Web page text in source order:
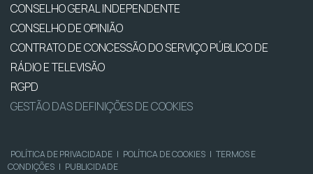
CONSELHO GERAL INDEPENDENTE
CONSELHO DE OPINIÃO
CONTRATO DE CONCESSÃO DO SERVIÇO PÚBLICO DE
RÁDIO E TELEVISÃO
RGPD
GESTÃO DAS DEFINIÇÕES DE COOKIES
POLÍTICA DE PRIVACIDADE | POLÍTICA DE COOKIES | TERMOS E
CONDIÇÕES | PUBLICIDADE